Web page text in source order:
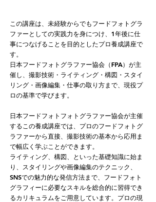
この講座は、未経験からでもフードフォトグラ
ファーとしての実践力を身につけ、1年後に仕
事につなげることを目的としたプロ養成講座で
す。
日本フードフォトグラファー協会（FPA）が主
催し、撮影技術・ライティング・構図・スタイ
リング・画像編集・仕事の取り方まで、現役プ
ロの基準で学びます。
日本フードフォトフォトグラファー協会が主催
するこの養成講座では、プロのフードフォトグ
ラファーから直接、撮影技術の基本から応用ま
で幅広く学ぶことができます。
ライティング、構図、といった基礎知識に始ま
り、スタイリングや画像編集のテクニック、
SNSでの魅力的な発信方法まで、フードフォト
グラフィーに必要なスキルを総合的に習得でき
るカリキュラムをご用意しています。プロの現